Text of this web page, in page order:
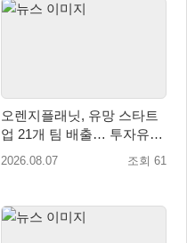
오렌지플래닛, 유망 스타트
업 21개 팀 배출… 투자유치∙
매출성장 성과 눈길
2026.08.07 조회 61